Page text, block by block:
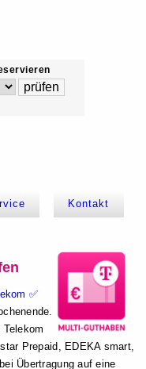
Kontakt
✅
Prepaid, EDEKA smart,
Übertragung auf eine